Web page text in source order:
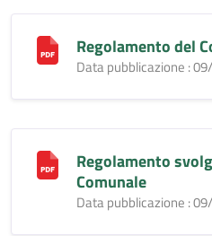
Regolamento del
Data pubblicazione :
Regolamento
Comunale
Data pubblicazione :